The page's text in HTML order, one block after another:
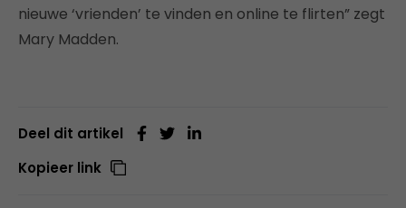
nieuwe ‘vrienden’ te vinden en online te flirten” zegt
Mary Madden.
Deel dit artikel
Kopieer link